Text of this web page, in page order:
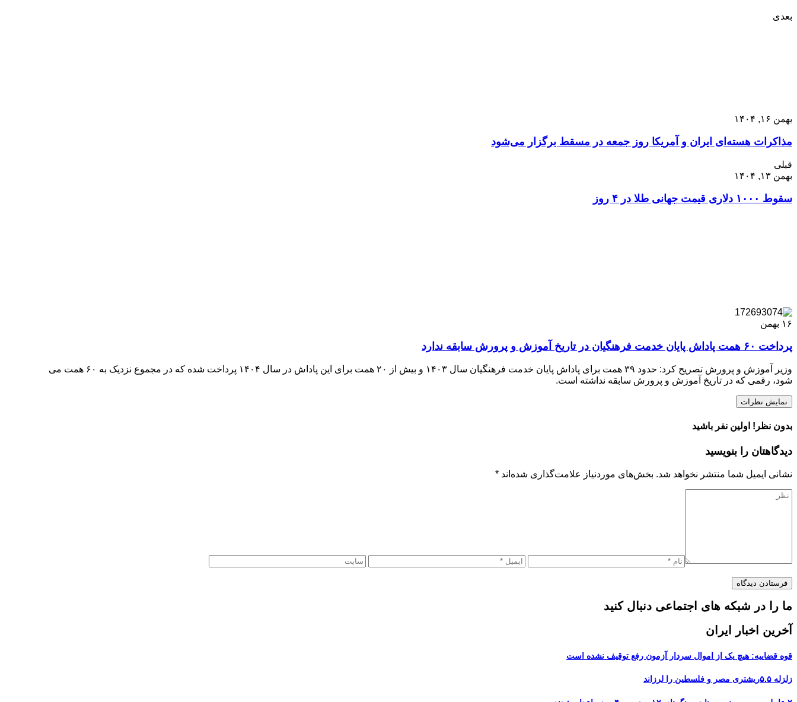
بعدی
بهمن ۱۶, ۱۴۰۴
مذاکرات هسته‌ای ایران و آمریکا روز جمعه در مسقط برگزار می‌شود
قبلی
بهمن ۱۳, ۱۴۰۴
سقوط ۱۰۰۰ دلاری قیمت جهانی طلا در ۴ روز
۱۶ بهمن
پرداخت ۶۰ همت پاداش پایان خدمت فرهنگیان در تاریخ آموزش‌ و پرورش سابقه ندارد
وزیر آموزش‌ و پرورش تصریح کرد: حدود ۳۹ همت برای پاداش پایان خدمت فرهنگیان سال ۱۴۰۳ و بیش از ۲۰ همت برای این پاداش در سال ۱۴۰۴ پرداخت شده که در مجموع نزدیک به ۶۰ همت می
شود، رقمی که در تاریخ آموزش‌ و پرورش سابقه نداشته است.
نمایش نظرات
بدون نظر! اولین نفر باشید
دیدگاهتان را بنویسید
نشانی ایمیل شما منتشر نخواهد شد. بخش‌های موردنیاز علامت‌گذاری شده‌اند *
ما را در شبکه های اجتماعی دنبال کنید
آخرین اخبار ایران
قوه قضاییه: هیچ یک از اموال سردار آزمون رفع توقیف نشده است
زلزله ۵.۵ریشتری مصر و فلسطین را لرزاند